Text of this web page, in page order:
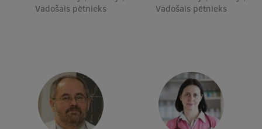
Starptautiskā sadarbība
Starptautiskie projekti
Starptautiskie sadarbības partneri
Vadošais pētnieks
Vadošais pētnieks